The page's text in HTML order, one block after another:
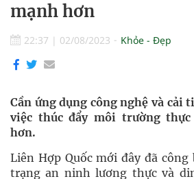
mạnh hơn
22:37 | 02/08/2023 Khỏe - Đẹp
Cần ứng dụng công nghệ và cải
việc thúc đẩy môi trường
hơn.
Liên Hợp Quốc mới đây đã công
trạng an ninh lương thực và